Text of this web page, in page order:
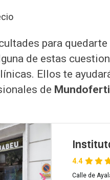
para
de estas
Ellos te
de
4.4
Calle de